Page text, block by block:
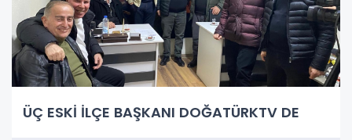
ÜÇ ESKİ İLÇE BAŞKANI DOĞATÜRKTV DE